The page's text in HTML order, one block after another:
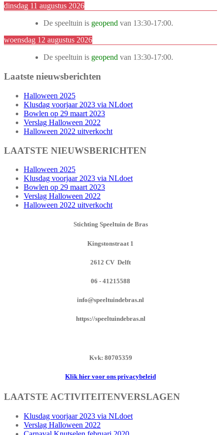
dinsdag 11 augustus 2026
De speeltuin is geopend van 13:30-17:00.
woensdag 12 augustus 2026
De speeltuin is geopend van 13:30-17:00.
Laatste nieuwsberichten
Halloween 2025
Klusdag voorjaar 2023 via NLdoet
Bowlen op 29 maart 2023
Verslag Halloween 2022
Halloween 2022 uitverkocht
LAATSTE NIEUWSBERICHTEN
Halloween 2025
Klusdag voorjaar 2023 via NLdoet
Bowlen op 29 maart 2023
Verslag Halloween 2022
Halloween 2022 uitverkocht
Stichting Speeltuin de Bras
Kingstonstraat 1
2612 CV Delft
06 - 41215588
info@speeltuindebras.nl
https://speeltuindebras.nl
Kvk: 80705359
Klik hier voor ons privacybeleid
LAATSTE ACTIVITEITENVERSLAGEN
Klusdag voorjaar 2023 via NLdoet
Verslag Halloween 2022